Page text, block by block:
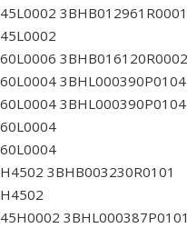
3BHB012961R0001
3BHB016120R0002
3BHL000390P0104
3BHL000390P0104
3BHB003230R0101